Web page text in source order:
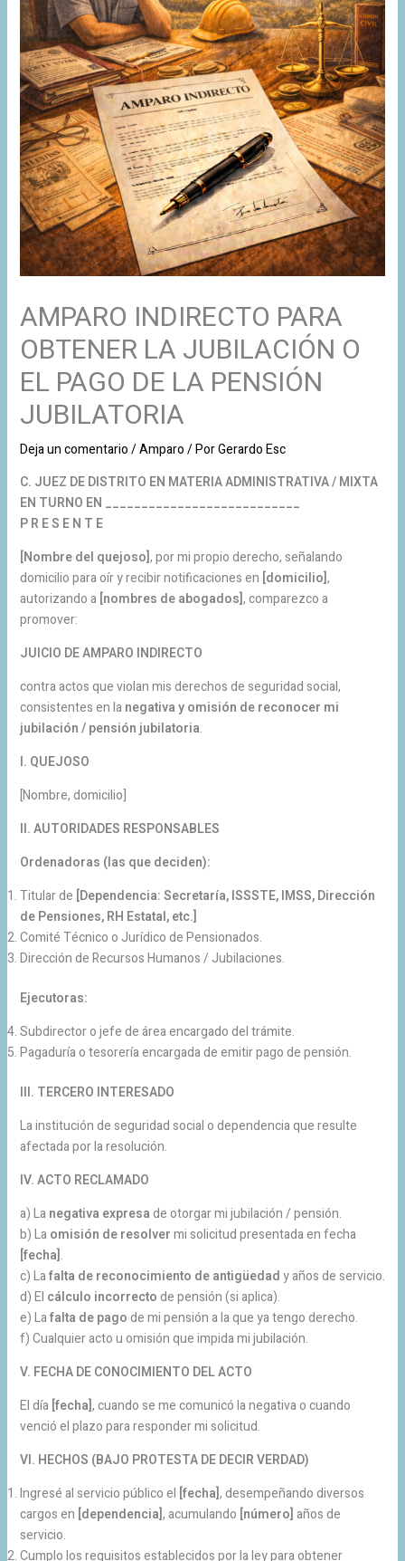
AMPARO INDIRECTO PARA
OBTENER LA JUBILACIÓN O
EL PAGO DE LA PENSIÓN
JUBILATORIA
Deja un comentario/Amparo/ PorGerardo Esc
C. JUEZ DE DISTRITO EN MATERIA ADMINISTRATIVA / MIXTA
EN TURNO EN ___________________________
P R E S E N T E
[Nombre del quejoso], por mi propio derecho, señalando
domicilio para oír y recibir notificaciones en [domicilio],
autorizando a [nombres de abogados], comparezco a
promover:
JUICIO DE AMPARO INDIRECTO
contra actos que violan mis derechos de seguridad social,
consistentes en lanegativa y omisión de reconocer mi
jubilación / pensión jubilatoria.
I. QUEJOSO
[Nombre, domicilio]
II. AUTORIDADES RESPONSABLES
Ordenadoras (las que deciden):
Titular de [Dependencia: Secretaría, ISSSTE, IMSS, Dirección
de Pensiones, RH Estatal, etc.]
Comité Técnico o Jurídico de Pensionados.
Dirección de Recursos Humanos / Jubilaciones.
Ejecutoras:
Subdirector o jefe de área encargado del trámite.
Pagaduría o tesorería encargada de emitir pago de pensión.
III. TERCERO INTERESADO
La institución de seguridad social o dependencia que resulte
afectada por la resolución.
IV. ACTO RECLAMADO
a) Lanegativa expresade otorgar mi jubilación / pensión.
b) Laomisión de resolvermi solicitud presentada en fecha
[fecha].
c) Lafalta de reconocimiento de antigüedady años de servicio.
d) El cálculo incorrectode pensión (si aplica).
e) Lafalta de pagode mi pensión a la que ya tengo derecho.
f) Cualquier acto u omisión que impida mi jubilación.
V. FECHA DE CONOCIMIENTO DEL ACTO
El día [fecha], cuando se me comunicó la negativa o cuando
venció el plazo para responder mi solicitud.
VI. HECHOS (BAJO PROTESTA DE DECIR VERDAD)
Ingresé al servicio público el [fecha], desempeñando diversos
cargos en [dependencia], acumulando [número] años de
servicio.
Cumplo los requisitos establecidos por la ley para obtener